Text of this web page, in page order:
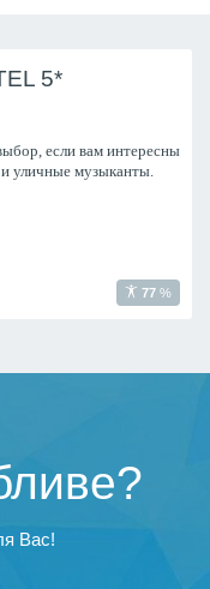
5*
если вам интересны
уличные музыканты.
77 %
Вас!